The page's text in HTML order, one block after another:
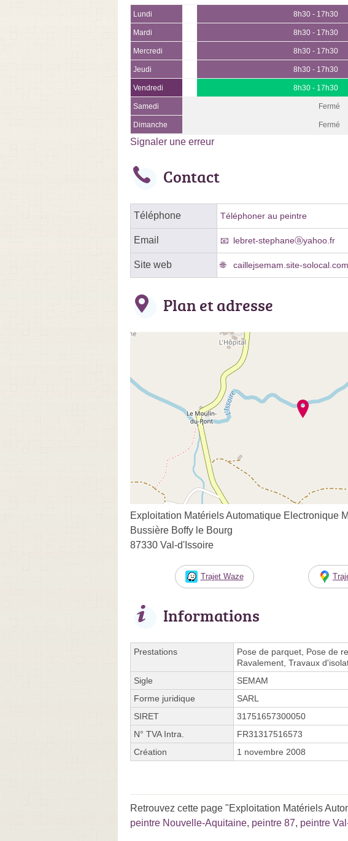
Lundi 8h30 - 17h30
Mardi 8h30 - 17h30
Mercredi 8h30 - 17h30
Jeudi 8h30 - 17h30
Vendredi 8h30 - 17h30
Samedi Fermé
Dimanche Fermé
Signaler une erreur
Contact
Téléphone Téléphoner au peintre
Email lebret-stephaneⓐyahoo.fr
Site web caillejsemam.site-solocal.com
Plan et adresse
Exploitation Matériels Automatique Electronique
Bussière Boffy le Bourg
87330 Val-d'Issoire
Trajet Waze
Informations
Prestations
Pose de parquet, Pose de
Ravalement, Travaux
Sigle
SEMAM
Forme juridique
SARL
SIRET
31751657300050
N° TVA Intra.
FR31317516573
Création
1 novembre 2008
Retrouvez cette page "Exploitation Matériels
peintre Nouvelle-Aquitaine, peintre 87, peintre